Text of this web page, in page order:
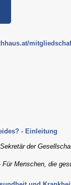
- Einleitung
der
Menschen, die